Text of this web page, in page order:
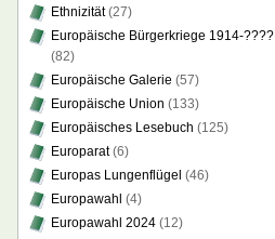
Ethnizität(27)
Europäische Bürgerkriege 1914-????
(82)
Europäische Galerie (57)
Europäische Union (133)
Europäisches Lesebuch (125)
Europarat(6)
Europas Lungenflügel (46)
Europawahl (4)
Europawahl 2024 (12)